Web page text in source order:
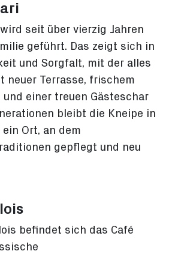
seit über vierzig Jahren
geführt. Das zeigt sich in
und Sorgfalt, mit der alles
neuer Terrasse, frischem
und einer treuen Gästeschar
bleibt die Kneipe in
Ort, an dem
gepflegt und neu
befindet sich das Café